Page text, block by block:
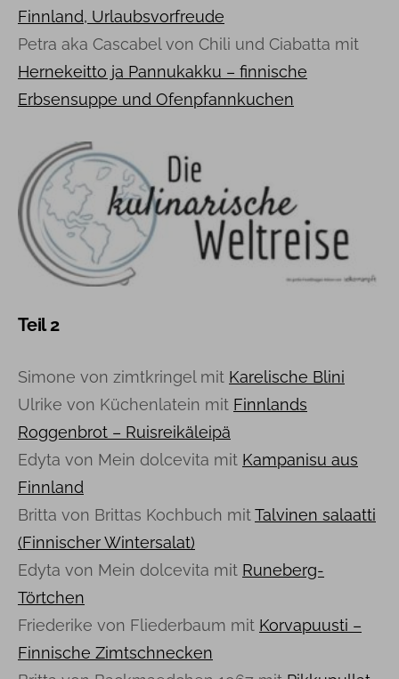
Finnland, Urlaubsvorfreude
Petra aka Cascabel von Chili und Ciabatta mit
Hernekeitto ja Pannukakku – finnische
Erbsensuppe und Ofenpfannkuchen
Teil 2
Simone von zimtkringel mit Karelische Blini
Ulrike von Küchenlatein mit Finnlands
Roggenbrot – Ruisreikäleipä
Edyta von Mein dolcevita mit Kampanisu aus
Finnland
Britta von Brittas Kochbuch mitTalvinen salaatti
(Finnischer Wintersalat)
Edyta von Mein dolcevita mit Runeberg-
Törtchen
Friederike von Fliederbaum mit Korvapuusti –
Finnische Zimtschnecken